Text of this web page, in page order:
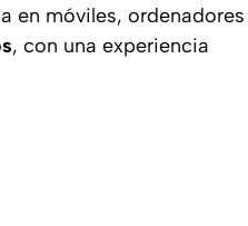
en móviles, ordenadores
, con una experiencia